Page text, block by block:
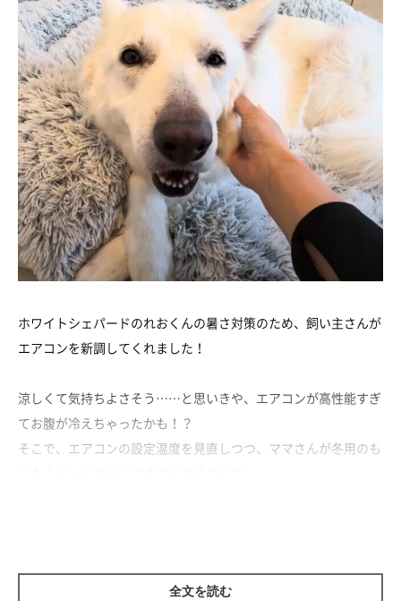
ホワイトシェパードのれおくんの暑さ対策のため、飼い主さんが
エアコンを新調してくれました！
涼しくて気持ちよさそう……と思いきや、エアコンが高性能すぎ
てお腹が冷えちゃったかも！？
そこで、エアコンの設定温度を見直しつつ、ママさんが冬用のも
いろいろなところで寝られるようになって、ますます快適になっ
全文を読む